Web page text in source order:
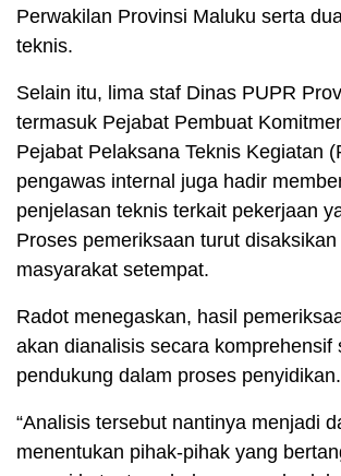
Perwakilan Provinsi Maluku serta
teknis.
Selain itu, lima staf Dinas PUPR
termasuk Pejabat Pembuat
Pejabat Pelaksana Teknis Kegiatan
pengawas internal juga hadir
penjelasan teknis terkait pekerjaan
Proses pemeriksaan turut disaksikan
masyarakat setempat.
Radot menegaskan, hasil
akan dianalisis secara komprehensif
pendukung dalam proses penyidikan.
“Analisis tersebut nantinya menjadi
menentukan pihak-pihak yang